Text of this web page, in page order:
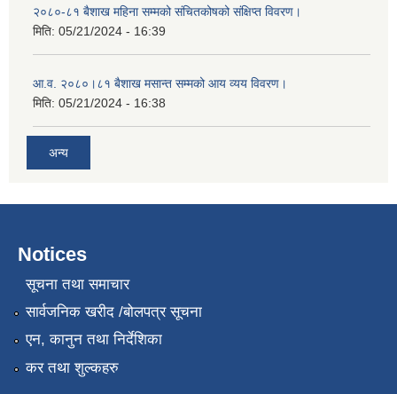
२०८०-८१ बैशाख महिना सम्मको संचितकोषको संक्षिप्त विवरण।
मिति: 05/21/2024 - 16:39
आ.व. २०८०।८१ बैशाख मसान्त सम्मको आय व्यय विवरण।
मिति: 05/21/2024 - 16:38
अन्य
Notices
सूचना तथा समाचार
सार्वजनिक खरीद /बोलपत्र सूचना
एन, कानुन तथा निर्देशिका
कर तथा शुल्कहरु